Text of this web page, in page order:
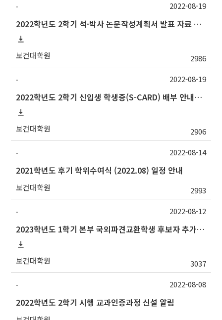
-
2022학년도 2학기 석·박사 논문작성계획서 발표 자료 제출 및 발표 시간 안내
보건대학원 2986
2022-08-19
-
2022학년도 2학기 신입생 학생증(S-CARD) 배부 안내→출입등록:행정실211호
보건대학원 2906
2022-08-19
-
2021학년도 후기 학위수여식 (2022.08) 일정 안내
보건대학원 2993
2022-08-14
-
2023학년도 1학기 본부 국외파견교환학생 후보자 추가모집 안내
보건대학원 3037
2022-08-12
-
2022학년도 2학기 시행 교과인증과정 신설 알림
2022-08-08